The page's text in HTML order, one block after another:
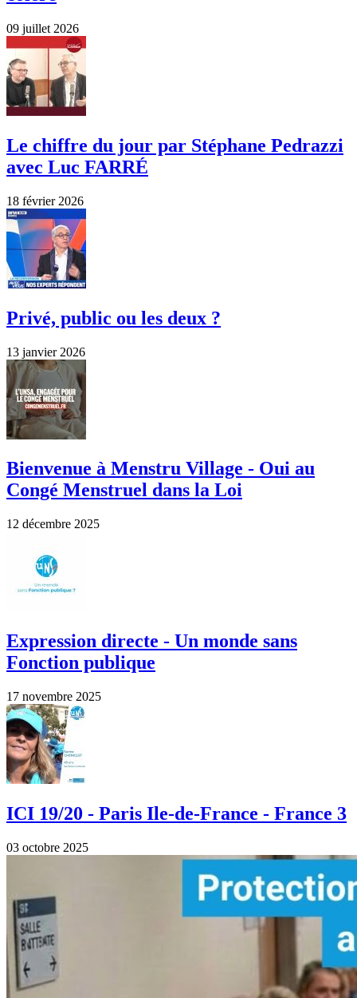
09 juillet 2026
Le chiffre du jour par Stéphane Pedrazzi
avec Luc FARRÉ
18 février 2026
Privé, public ou les deux ?
13 janvier 2026
Bienvenue à Menstru Village - Oui au
Congé Menstruel dans la Loi
12 décembre 2025
Expression directe - Un monde sans
Fonction publique
17 novembre 2025
ICI 19/20 - Paris Ile-de-France - France 3
03 octobre 2025